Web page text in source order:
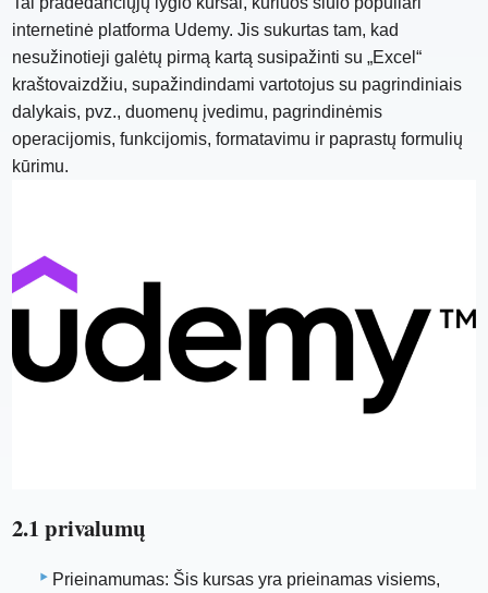
internetinė platforma Udemy. Jis sukurtas tam, kad
nesužinotieji galėtų pirmą kartą susipažinti su „Excel“
kraštovaizdžiu, supažindindami vartotojus su pagrindiniais
dalykais, pvz., duomenų įvedimu, pagrindinėmis
operacijomis, funkcijomis, formatavimu ir paprastų formulių
kūrimu.
2.1 privalumų
Prieinamumas: Šis kursas yra prieinamas visiems,